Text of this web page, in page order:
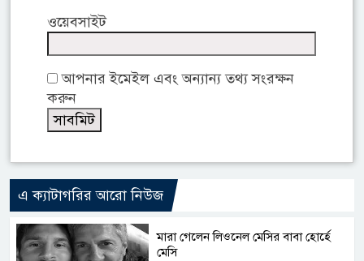
ওয়েবসাইট
আপনার ইমেইল এবং অন্যান্য তথ্য সংরক্ষন
করুন
এ ক্যাটাগরির আরো নিউজ
মারা গেলেন লিওনেল মেসির বাবা হোর্হে
মেসি